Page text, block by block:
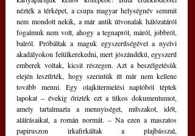
nézték a térképet, a csupa magyar helységnév semmit
nem mondott nekik, a már antik útvonalak hálózatáról
fogalmuk nem volt, ahogy a tegnapról, máról, jobbról,
balról. Próbáltak a maguk egyszerűségével a nyelvi
akadályokon felülkerekedni, mert jószándékú, egyszerű
emberek voltak, kicsit részegen. Azt a beszélgetésük
elején leszűrték, hogy szerintük itt már nem kellene
tovább menni. Egy olajkitermelési naplóból téptek
lapokat – évekig őrizték ezt a titkos dokumentumot,
amely tartalmazta a mennyiséget, műszakot, időt,
aláírásaikat, a román normát. – Na ezen a maszatos
papiruszon irkafirkáltak a plajbásszal,